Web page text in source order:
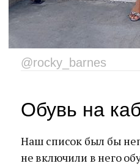
@rocky_barnes
Обувь на
Наш список был бы
не включили в него